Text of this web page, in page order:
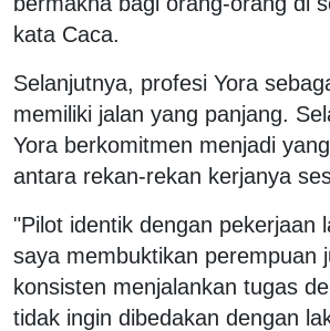
kata Caca.
Selanjutnya, profesi Yora
memiliki jalan yang panjang.
Yora berkomitmen menjadi
antara rekan-rekan kerjanya
"Pilot identik dengan pekerjaan
saya membuktikan perempuan
konsisten menjalankan tugas
tidak ingin dibedakan dengan